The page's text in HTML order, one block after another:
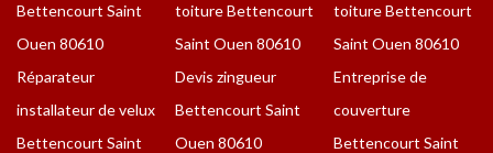
Bettencourt Saint
Ouen 80610
Réparateur
installateur de velux
Bettencourt Saint
toiture Bettencourt
Saint Ouen 80610
Devis zingueur
Bettencourt Saint
Ouen 80610
toiture Bettencourt
Saint Ouen 80610
Entreprise de
couverture
Bettencourt Saint